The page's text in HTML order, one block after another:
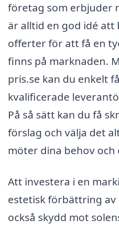
företag som erbjuder
är alltid en god idé att
offerter för att få en
finns på marknaden.
pris.se kan du enkelt
kvalificerade
På så sätt kan du få
förslag och välja det
möter dina behov och
Att investera i en
estetisk förbättring
också skydd mot